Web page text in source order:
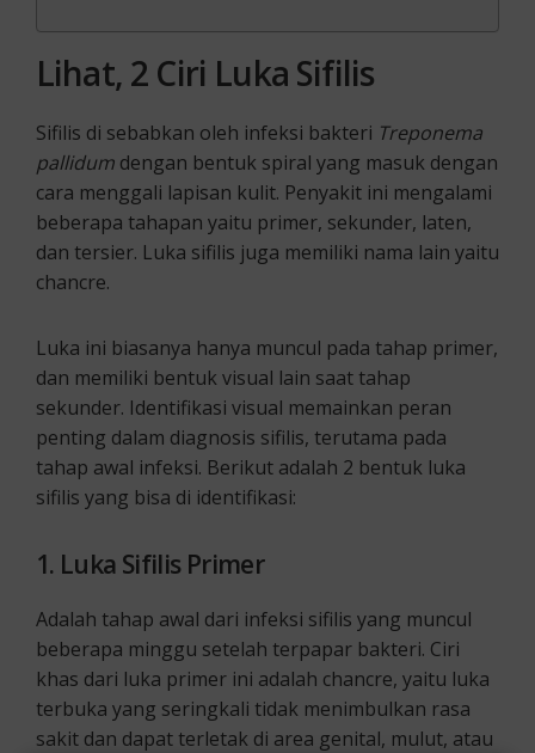
Lihat, 2 Ciri Luka Sifilis
Sifilis di sebabkan oleh infeksi bakteri Treponema
pallidum dengan bentuk spiral yang masuk dengan
cara menggali lapisan kulit. Penyakit ini mengalami
beberapa tahapan yaitu primer, sekunder, laten,
dan tersier. Luka sifilis juga memiliki nama lain yaitu
chancre.
Luka ini biasanya hanya muncul pada tahap primer,
dan memiliki bentuk visual lain saat tahap
sekunder. Identifikasi visual memainkan peran
penting dalam diagnosis sifilis, terutama pada
tahap awal infeksi. Berikut adalah 2 bentuk luka
sifilis yang bisa di identifikasi:
1. Luka Sifilis Primer
Adalah tahap awal dari infeksi sifilis yang muncul
beberapa minggu setelah terpapar bakteri. Ciri
khas dari luka primer ini adalah chancre, yaitu luka
terbuka yang seringkali tidak menimbulkan rasa
sakit dan dapat terletak di area genital, mulut, atau